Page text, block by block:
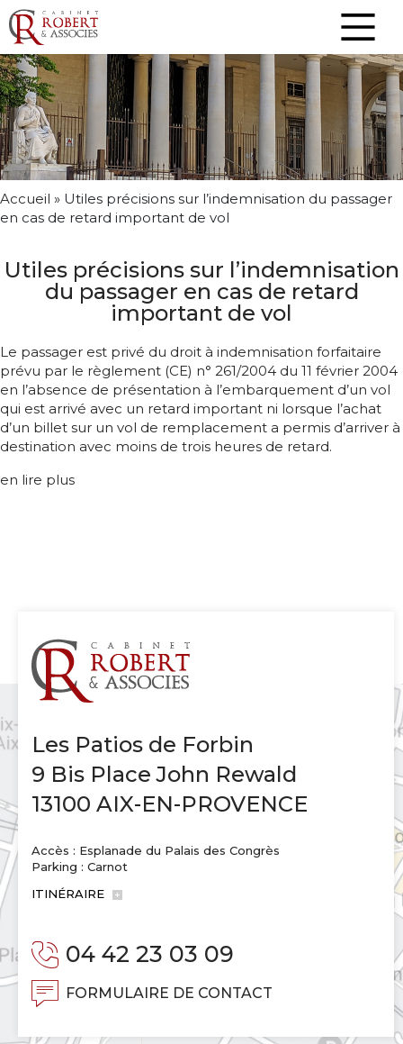
Accueil » Utiles précisions sur l’indemnisation du passager
en cas de retard important de vol
Utiles précisions sur l’indemnisation
du passager en cas de retard
important de vol
Le passager est privé du droit à indemnisation forfaitaire
prévu par le règlement (CE) n° 261/2004 du 11 février 2004
en l’absence de présentation à l’embarquement d’un vol
qui est arrivé avec un retard important ni lorsque l’achat
d’un billet sur un vol de remplacement a permis d’arriver à
destination avec moins de trois heures de retard.
en lire plus
Les Patios de Forbin
9 Bis Place John Rewald
13100 AIX-EN-PROVENCE
Accès : Esplanade du Palais des Congrès
Parking : Carnot
ITINÉRAIRE
04 42 23 03 09
FORMULAIRE DE CONTACT